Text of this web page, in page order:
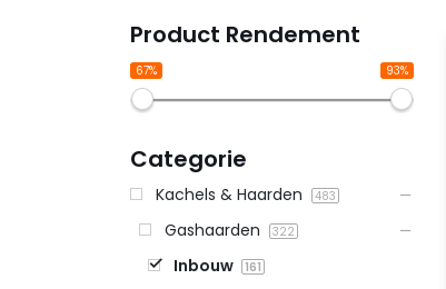
Product Rendement
67% 93%
Categorie
Kachels & Haarden 483
Gashaarden 322
Inbouw 161